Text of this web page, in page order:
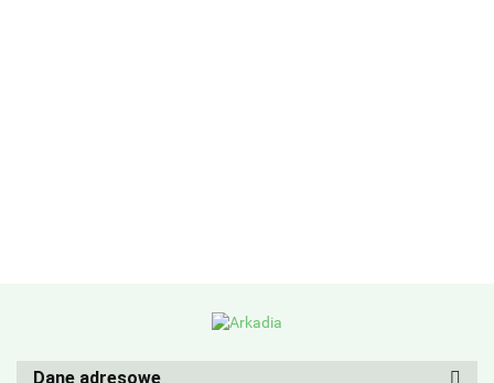
Dane adresowe